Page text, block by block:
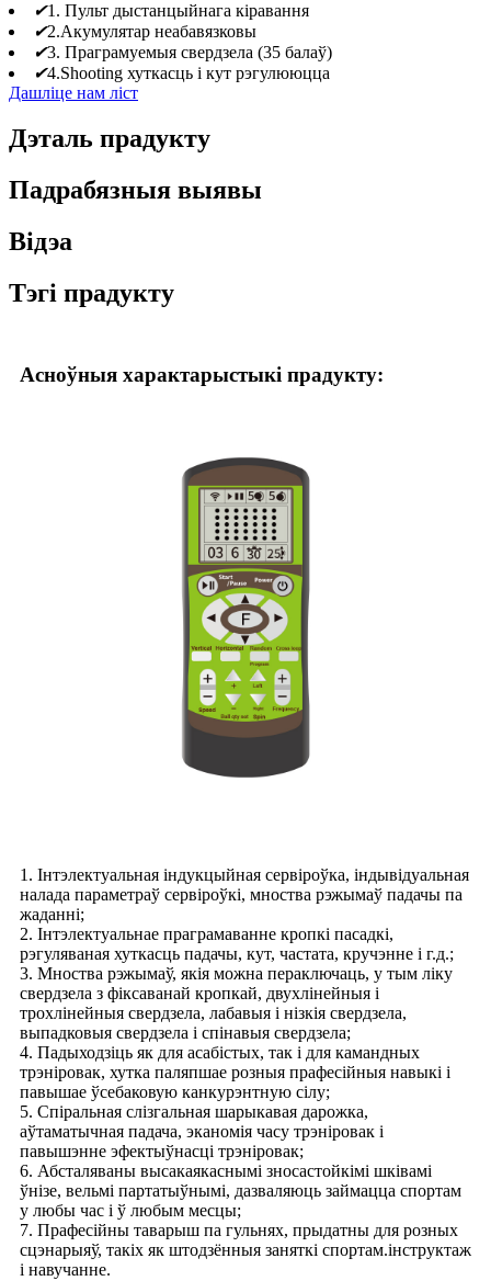
✔1. Пульт дыстанцыйнага кіравання
✔2.Акумулятар неабавязковы
✔3. Праграмуемыя свердзела (35 балаў)
✔4.Shooting хуткасць і кут рэгулююцца
Дашліце нам ліст
Дэталь прадукту
Падрабязныя выявы
Відэа
Тэгі прадукту
Асноўныя характарыстыкі прадукту:
1. Інтэлектуальная індукцыйная сервіроўка, індывідуальная
налада параметраў сервіроўкі, мноства рэжымаў падачы па
жаданні;
2. Інтэлектуальнае праграмаванне кропкі пасадкі,
рэгуляваная хуткасць падачы, кут, частата, кручэнне і г.д.;
3. Мноства рэжымаў, якія можна пераключаць, у тым ліку
свердзела з фіксаванай кропкай, двухлінейныя і
трохлінейныя свердзела, лабавыя і нізкія свердзела,
выпадковыя свердзела і спінавыя свердзела;
4. Падыходзіць як для асабістых, так і для камандных
трэніровак, хутка паляпшае розныя прафесійныя навыкі і
павышае ўсебаковую канкурэнтную сілу;
5. Спіральная слізгальная шарыкавая дарожка,
аўтаматычная падача, эканомія часу трэніровак і
павышэнне эфектыўнасці трэніровак;
6. Абсталяваны высакаякаснымі зносастойкімі шківамі
ўнізе, вельмі партатыўнымі, дазваляюць займацца спортам
у любы час і ў любым месцы;
7. Прафесійны таварыш па гульнях, прыдатны для розных
сцэнарыяў, такіх як штодзённыя заняткі спортам.інструктаж
і навучанне.